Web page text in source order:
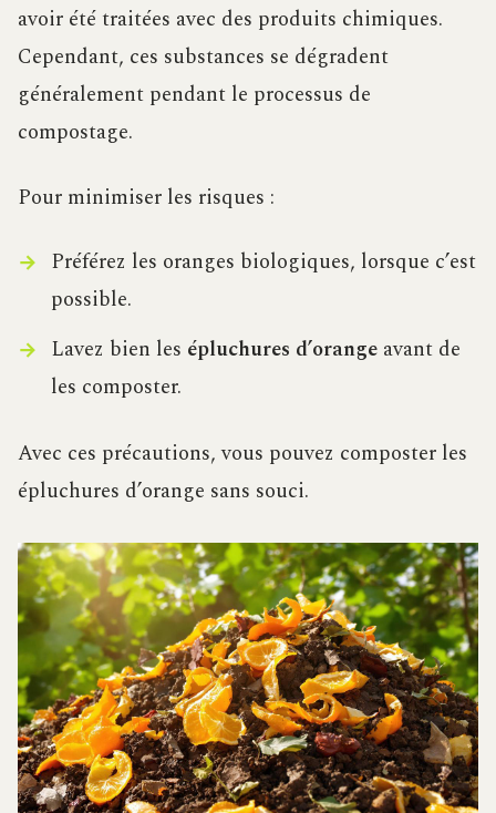
avoir été traitées avec des produits chimiques.
Cependant, ces substances se dégradent
généralement pendant le processus de
compostage.
Pour minimiser les risques :
Préférez les oranges biologiques, lorsque c’est
possible.
Lavez bien les épluchures d’orangeavant de
les composter.
Avec ces précautions, vous pouvez composter les
épluchures d’orange sans souci.